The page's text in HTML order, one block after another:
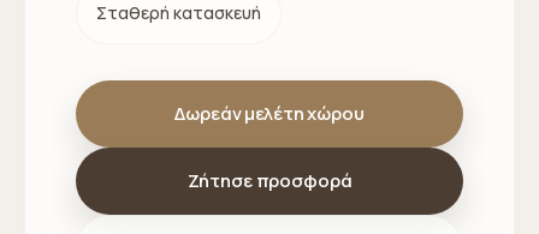
Σταθερή κατασκευή
Δωρεάν μελέτη χώρου
Ζήτησε προσφορά